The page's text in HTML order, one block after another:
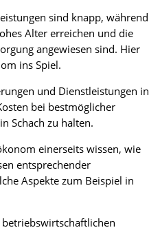
sind knapp, während
Alter erreichen und die
angewiesen sind. Hier
ins Spiel.
und Dienstleistungen in
bei bestmöglicher
Schach zu halten.
einerseits wissen, wie
entsprechender
Aspekte zum Beispiel in